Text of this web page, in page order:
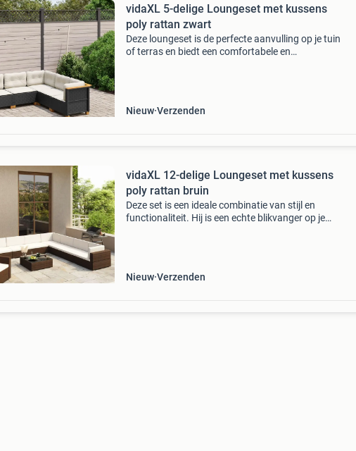
vidaXL 5-delige Loungeset met kussens
poly rattan zwart
Deze loungeset is de perfecte aanvulling op je tuin
of terras en biedt een comfortabele en
Nieuw Verzenden
vidaXL 12-delige Loungeset met kussens
poly rattan bruin
Deze set is een ideale combinatie van stijl en
functionaliteit. Hij is een echte blikvanger op je
Nieuw Verzenden